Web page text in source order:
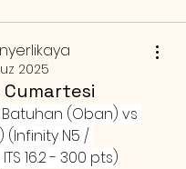
2025
Cumartesi
Batuhan (Oban) vs
(Infinity N5 /
16.2 - 300 pts)